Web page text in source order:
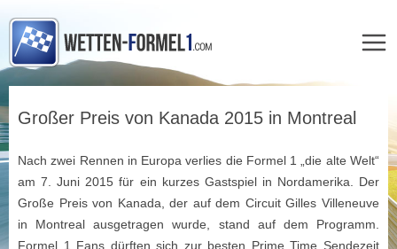
springen
Großer Preis von Kanada 2015 in Montreal
Nach zwei Rennen in Europa verlies die Formel 1 „die alte Welt“
am 7. Juni 2015 für ein kurzes Gastspiel in Nordamerika. Der
Große Preis von Kanada, der auf dem Circuit Gilles Villeneuve
in Montreal ausgetragen wurde, stand auf dem Programm.
Formel 1 Fans dürften sich zur besten Prime Time Sendezeit